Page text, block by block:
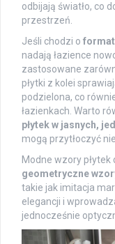
odbijają światło, co
przestrzeń.
Jeśli chodzi o format
nadają łazience
zastosowane
płytki z kolei
podzielona, co
łazienkach. Warto
płytek w jasnych,
mogą przytłoczyć
Modne wzory płytek
geometryczne
takie jak imitacja
elegancji i
jednocześnie